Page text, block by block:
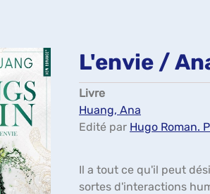
L'envie /
Livre
Huang, Ana
Edité par Hugo Roman.
Il a tout ce qu'il peut
sortes d'interactions